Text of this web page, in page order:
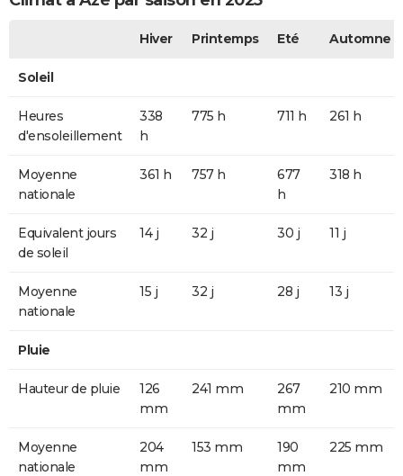
Hiver Printemps Eté Automne
Soleil
Heures
d'ensoleillement
338
h
775 h 711 h 261 h
Moyenne
nationale
361 h 757 h
677
h
318 h
Equivalent jours
de soleil
14 j 32 j 30 j 11 j
Moyenne
nationale
15 j 32 j 28 j 13 j
Pluie
Hauteur de pluie
126
mm
241 mm
267
mm
210 mm
Moyenne
nationale
204
mm
153 mm
190
mm
225 mm